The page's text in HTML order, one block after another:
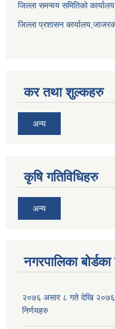
जिल्ला समन्वय समितिको
जिल्ला प्रशासन
कर तथा शुल्कहरु
अन्य
कृषि गतिविधिहरु
अन्य
नगरपालिका
२०७६ असार ८ गते देखि २०७६
निर्णयहरु